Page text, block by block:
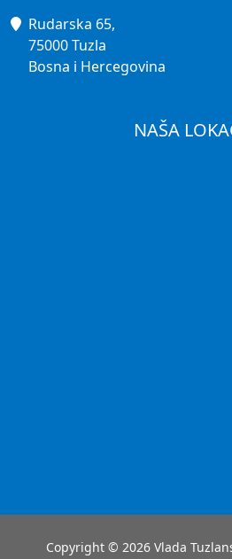
Rudarska 65,
75000 Tuzla
Bosna i Hercegovina
NAŠA
Copyright © 2026 Vlada